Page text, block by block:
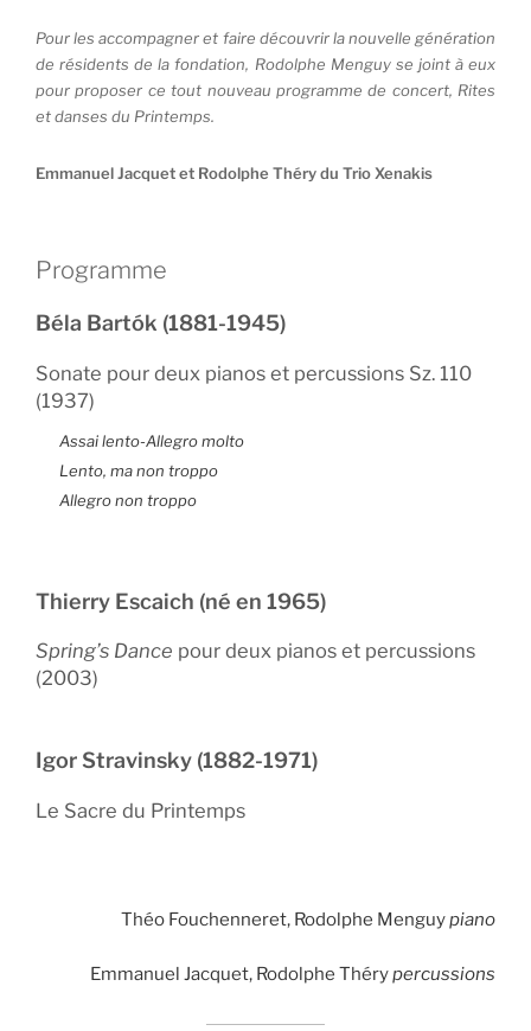
Pour les accompagner et faire découvrir la nouvelle génération
de résidents de la fondation, Rodolphe Menguy se joint à eux
pour proposer ce tout nouveau programme de concert, Rites
et danses du Printemps.
Emmanuel Jacquet et Rodolphe Théry du Trio Xenakis
Programme
Béla Bartók (1881-1945)
Sonate pour deux pianos et percussions Sz. 110
(1937)
Assai lento-Allegro molto
Lento, ma non troppo
Allegro non troppo
Thierry Escaich (né en 1965)
Spring’s Dance pour deux pianos et percussions
(2003)
Igor Stravinsky (1882-1971)
Le Sacre du Printemps
Théo Fouchenneret, Rodolphe Menguypiano
Emmanuel Jacquet, Rodolphe Thérypercussions